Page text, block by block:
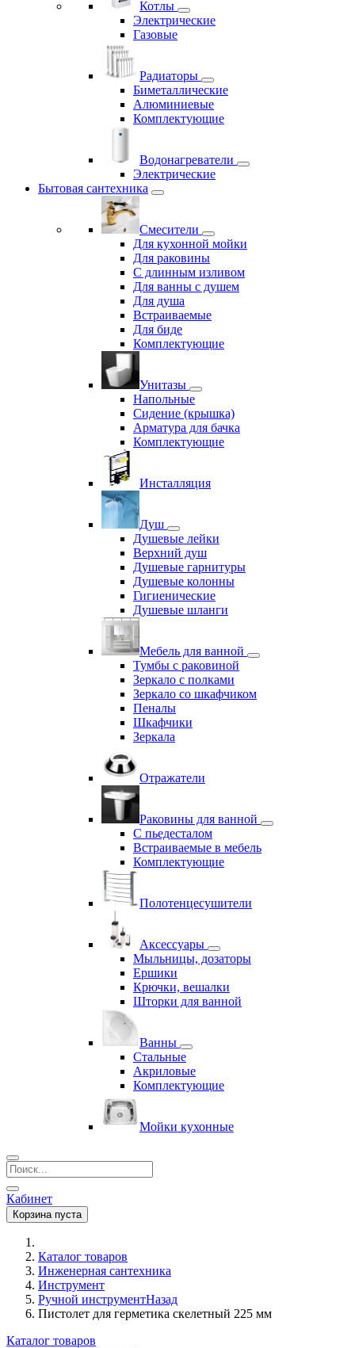
Котлы
Электрические
Газовые
Радиаторы
Биметаллические
Алюминиевые
Комплектующие
Водонагреватели
Электрические
Бытовая сантехника
Смесители
Для кухонной мойки
Для раковины
С длинным изливом
Для ванны с душем
Для душа
Встраиваемые
Для биде
Комплектующие
Унитазы
Напольные
Сидение (крышка)
Арматура для бачка
Комплектующие
Инсталляция
Душ
Душевые лейки
Верхний душ
Душевые гарнитуры
Душевые колонны
Гигиенические
Душевые шланги
Мебель для ванной
Тумбы с раковиной
Зеркало с полками
Зеркало со шкафчиком
Пеналы
Шкафчики
Зеркала
Отражатели
Раковины для ванной
С пьедесталом
Встраиваемые в мебель
Комплектующие
Полотенцесушители
Аксессуары
Мыльницы, дозаторы
Ершики
Крючки, вешалки
Шторки для ванной
Ванны
Стальные
Акриловые
Комплектующие
Мойки кухонные
Кабинет
Корзина пуста
Каталог товаров
Инженерная сантехника
Инструмент
Ручной инструментНазад
Пистолет для герметика скелетный 225 мм
Каталог товаров